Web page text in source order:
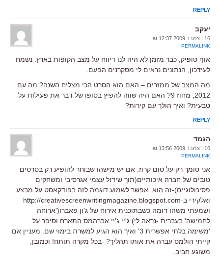
REPLY
יעקב
16 דצמבר 2009 at 12:37
PERMALINK
אוף טופיק, כבר מזמן לא היה לנו דיווח על מצב הקופות בארץ. נשמח
לעידכון, הנתונים נראים לי מסקרנים הפעם.
מה המצב של ממזרים – האם הוא הסרט הכי מצליח השנה? מה עם
2012, מחוז 9? האם היה שווה להפיץ בסופו של דבר את פעילות על
טבעית? ואיך הולך עם קירות?
REPLY
הגמד
16 דצמבר 2009 at 13:56
PERMALINK
אני סומך רק על טום קרוז. אם יש מישהו שבוחר להופיע רק בסרטים
טובים של חברה איכותיים(תוך שידול עצמי אגרסיבי ומשחקים
פסיכולוגיים)-זה הוא. אפשר לשמוע דוגמה לזה בפודקאסט על מבצע
ואלקירי ב-http://creativescreenwritingmagazine.blogspot.com
ושמעתי משהו דומה כשבתוכנית אירוח של ג'ון פאברו('ארוחה
לחמישה' בעברית -נראה לי) ג'יי ג'יי אברהמס התארח וסיפר על
'משימה בלתי אפשרית 3' ואיך הוא הגיע למשרת בימוי שם. מעניין אם
קייתי הולמס עברה את אותו תהליך? -בכל מקרה תותח! וכמובן,
משוגע חביב.